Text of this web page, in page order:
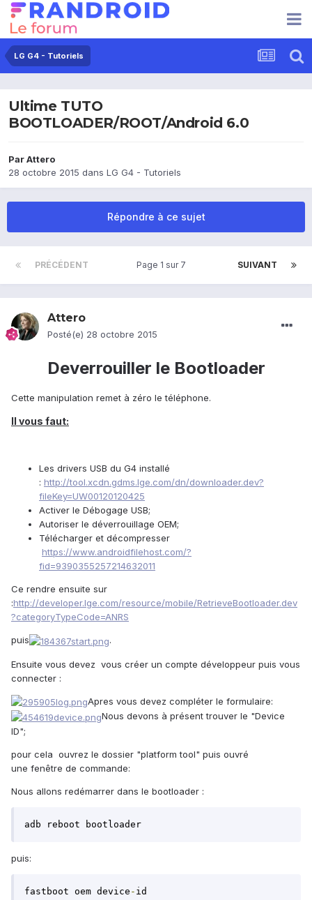
LG G4 - Tutoriels
Ultime TUTO
BOOTLOADER/ROOT/Android 6.0
ParAttero
28 octobre 2015 dans LG G4 - Tutoriels
Répondre à ce sujet
PRÉCÉDENT SUIVANT
Page 1 sur 7
Attero
Posté(e) 28 octobre 2015
Deverrouiller le Bootloader
Cette manipulation remet à zéro le téléphone.
Il vous faut:
Les drivers USB du G4 installé
: http://tool.xcdn.gdms.lge.com/dn/downloader.dev?
fileKey=UW00120120425
Activer le Débogage USB;
Autoriser le déverrouillage OEM;
Télécharger et décompresser
https://www.androidfilehost.com/?
fid=9390355257214632011
Ce rendre ensuite sur
:http://developer.lge.com/resource/mobile/RetrieveBootloader.dev
?categoryTypeCode=ANRS
puis .
Ensuite vous devez vous créer un compte développeur puis vous
connecter :
Apres vous devez compléter le formulaire:
Nous devons à présent trouver le "Device
ID";
pour cela ouvrez le dossier "platform tool" puis ouvré
une fenêtre de commande:
​Nous allons redémarrer dans le bootloader :
adb reboot bootloader
puis:
fastboot oem device - id